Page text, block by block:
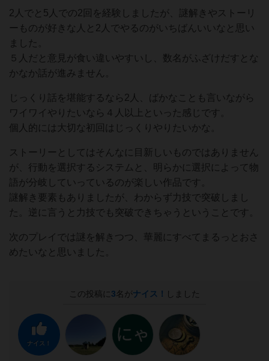
2人でと5人での2回を経験しましたが、謎解きやストーリ
ーものが好きな人と2人でやるのがいちばんいいなと思い
ました。
５人だと意見が食い違いやすいし、数名がふざけだすとな
かなか話が進みません。
じっくり話を堪能するなら2人、ばかなことも言いながら
ワイワイやりたいなら４人以上といった感じです。
個人的には大切な初回はじっくりやりたいかな。
ストーリーとしてはそんなに目新しいものではありません
が、行動を選択するシステムと、明らかに選択によって物
語が分岐していっているのが楽しい作品です。
謎解き要素もありましたが、わからず力技で突破しまし
た。逆に言うと力技でも突破できちゃうということです。
次のプレイでは謎を解きつつ、華麗にすべてまるっとおさ
めたいなと思いました。
この投稿に 3名がナイス！ しました
ナイス！